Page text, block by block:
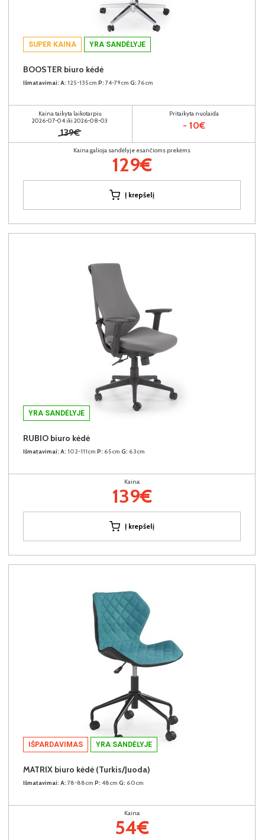
SUPER KAINA YRA SANDĖLYJE
BOOSTER biuro kėdė
Išmatavimai: A: 125-135cm P: 74-79cm G: 76cm
Kaina taikyta laikotarpiu
2026-07-04 iki 2026-08-03
139€
Pritaikyta nuolaida
- 10€
Kaina galioja sandėlyje esančioms prekėms
129€
Į krepšelį
YRA SANDĖLYJE
RUBIO biuro kėdė
Išmatavimai: A: 102-111cm P: 65cm G: 63cm
Kaina:
139€
Į krepšelį
IŠPARDAVIMAS YRA SANDĖLYJE
MATRIX biuro kėdė (Turkis/Juoda)
Išmatavimai: A: 78-88cm P: 48cm G: 60cm
Kaina:
54€